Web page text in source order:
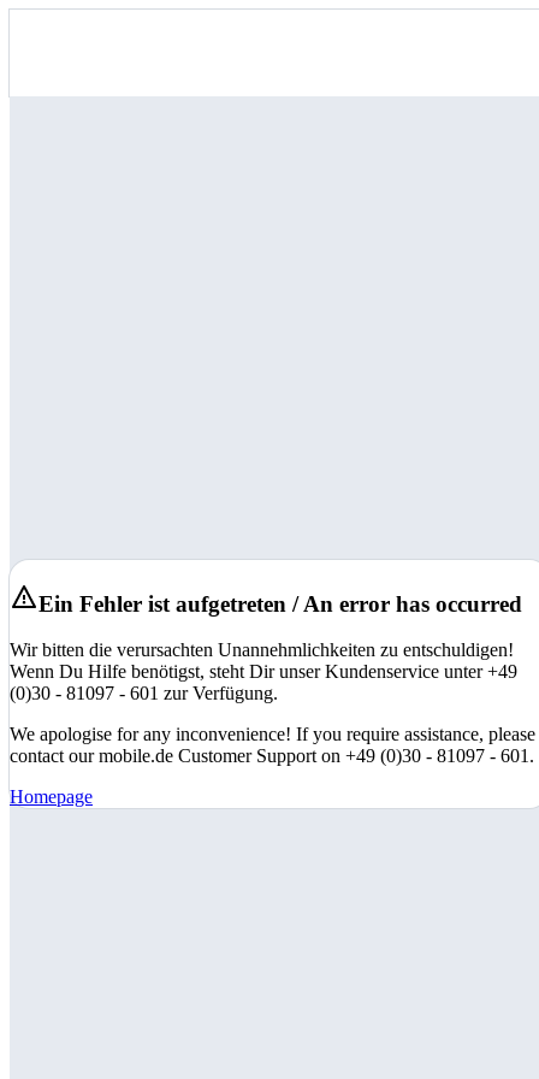
Ein Fehler ist aufgetreten / An error has occurred
Wir bitten die verursachten Unannehmlichkeiten zu entschuldigen!
Wenn Du Hilfe benötigst, steht Dir unser Kundenservice unter +49
(0)30 - 81097 - 601 zur Verfügung.
We apologise for any inconvenience! If you require assistance, please
contact our mobile.de Customer Support on +49 (0)30 - 81097 - 601.
Homepage